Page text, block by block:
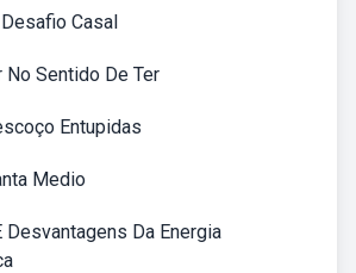
Casal
No Sentido De Ter
Entupidas
Medio
Desvantagens Da Energia